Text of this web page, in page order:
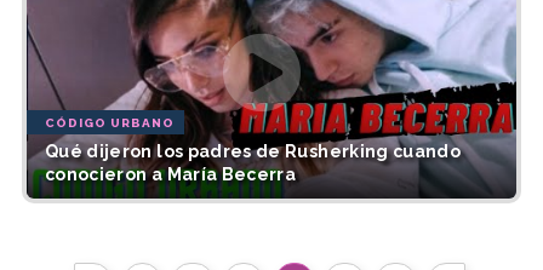
CÓDIGO URBANO
Qué dijeron los padres de Rusherking cuando
conocieron a María Becerra